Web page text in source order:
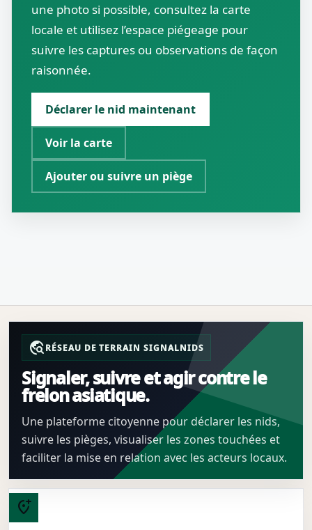
une photo si possible, consultez la carte
locale et utilisez l’espace piégeage pour
suivre les captures ou observations de façon
raisonnée.
Déclarer le nid maintenant
Voir la carte
Ajouter ou suivre un piège
travel_exploreRÉSEAU DE TERRAIN SIGNALNIDS
Signaler, suivre et agir contre le
frelon asiatique.
Une plateforme citoyenne pour déclarer les nids,
suivre les pièges, visualiser les zones touchées et
faciliter la mise en relation avec les acteurs locaux.
add_location_alt